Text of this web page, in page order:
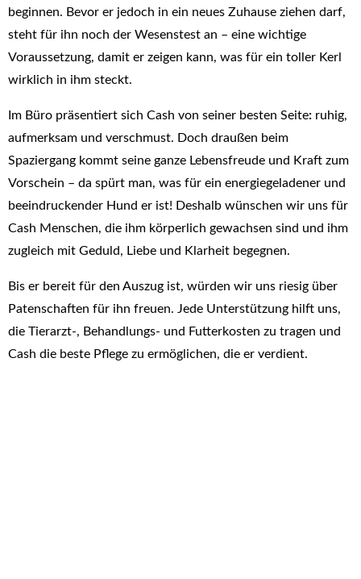
beginnen. Bevor er jedoch in ein neues Zuhause ziehen darf,
steht für ihn noch der Wesenstest an – eine wichtige
Voraussetzung, damit er zeigen kann, was für ein toller Kerl
wirklich in ihm steckt.
Im Büro präsentiert sich Cash von seiner besten Seite: ruhig,
aufmerksam und verschmust. Doch draußen beim
Spaziergang kommt seine ganze Lebensfreude und Kraft zum
Vorschein – da spürt man, was für ein energiegeladener und
beeindruckender Hund er ist! Deshalb wünschen wir uns für
Cash Menschen, die ihm körperlich gewachsen sind und ihm
zugleich mit Geduld, Liebe und Klarheit begegnen.
Bis er bereit für den Auszug ist, würden wir uns riesig über
Patenschaften für ihn freuen. Jede Unterstützung hilft uns,
die Tierarzt-, Behandlungs- und Futterkosten zu tragen und
Cash die beste Pflege zu ermöglichen, die er verdient.